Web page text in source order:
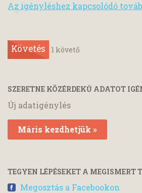
Az igényléshez kapcsolódó
Követés 1 követő
SZERETNE KÖZÉRDEKŰ ADATOT
Új adatigénylés
Máris kezdhetjük »
TEGYEN LÉPÉSEKET A
Megosztás a Facebookon